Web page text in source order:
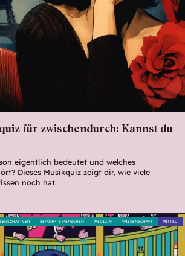
für zwischendurch: Kannst du
eigentlich bedeutet und welches
Dieses Musikquiz zeigt dir, wie viele
noch hat.
MITTEL
WISSENSCHAFT
MEDIZIN
BERÜHMTE MENSCHEN